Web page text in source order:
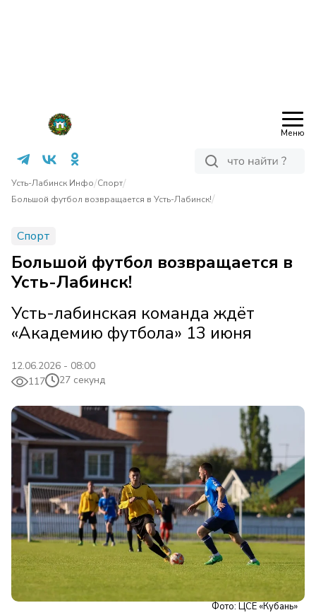
Меню
Усть-Лабинск Инфо/Спорт/
Большой футбол возвращается в Усть-Лабинск!/
Спорт
Большой футбол возвращается в
Усть-Лабинск!
Усть-лабинская команда ждёт
«Академию футбола» 13 июня
12.06.2026 - 08:00
117
27 секунд
Фото: ЦСЕ «Кубань»